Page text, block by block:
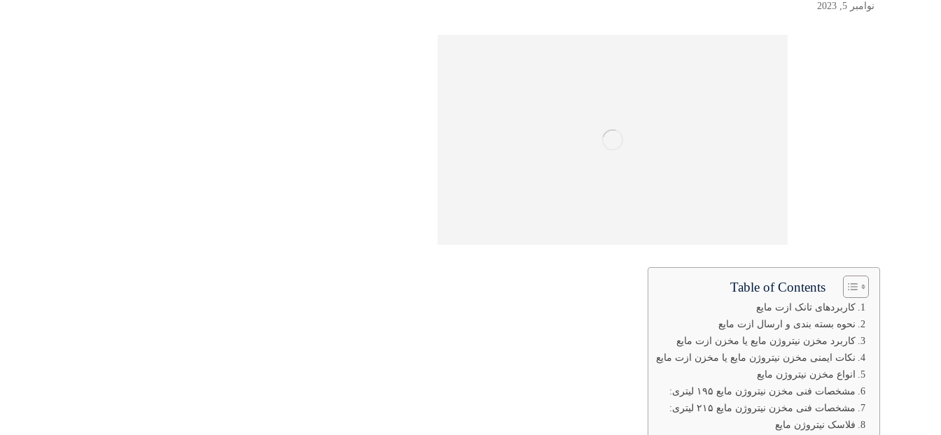
نوامبر 5, 2023
Table of Contents
کاربردهای تانک ازت مایع
نحوه بسته بندی و ارسال ازت مایع
کاربرد مخزن نیتروژن مایع یا مخزن ازت مایع
نکات ایمنی مخزن نیتروژن مایع یا مخزن ازت مایع
انواع مخزن نیتروژن مایع
مشخصات فنی مخزن نیتروژن مایع ۱۹۵ لیتری:
مشخصات فنی مخزن نیتروژن مایع ۲۱۵ لیتری:
فلاسک نیتروژن مایع